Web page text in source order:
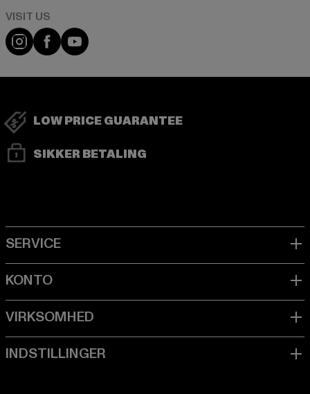
Visit our Instagram page:
Visit our Facebook page:
Visit our YouTube channel:
LOW PRICE GUARANTEE
SIKKER BETALING